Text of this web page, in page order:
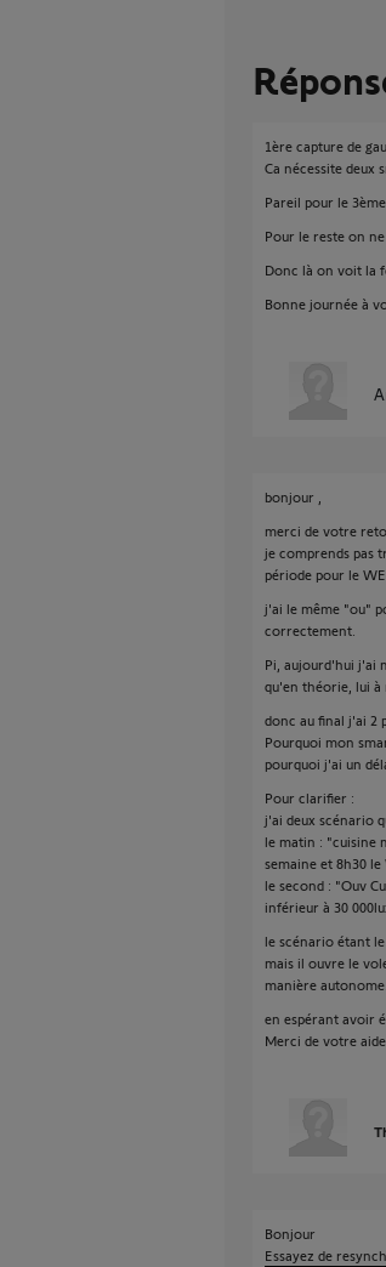
1ère capture de
Ca nécessite deux
Pareil pour le
Pour le reste on
Donc là on voit la
Bonne journée à
bonjour ,
merci de votre
je comprends pas
période pour le WE.
j'ai le même "ou"
correctement.
Pi, aujourd'hui j'ai
qu'en théorie, lui à
donc au final j'ai 2
Pourquoi mon
pourquoi j'ai un
Pour clarifier :
j'ai deux scénario
le matin : "cuisine
semaine et 8h30 le
le second : "Ouv
inférieur à 30
le scénario étant
mais il ouvre le
manière autonome.
en espérant avoir
Merci de votre aide
Bonjour
Essayez de